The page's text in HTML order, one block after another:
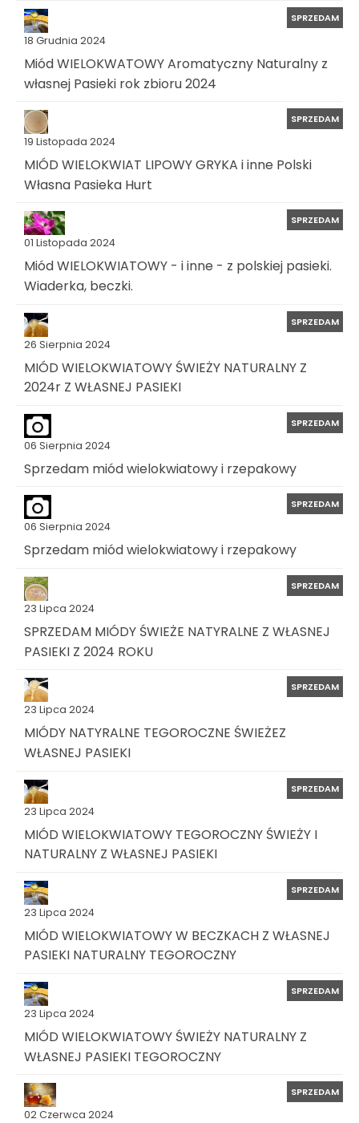
18 Grudnia 2024
SPRZEDAM
Miód WIELOKWATOWY Aromatyczny Naturalny z
własnej Pasieki rok zbioru 2024
19 Listopada 2024
SPRZEDAM
MIÓD WIELOKWIAT LIPOWY GRYKA i inne Polski
Własna Pasieka Hurt
01 Listopada 2024
SPRZEDAM
Miód WIELOKWIATOWY - i inne - z polskiej pasieki.
Wiaderka, beczki.
26 Sierpnia 2024
SPRZEDAM
MIÓD WIELOKWIATOWY ŚWIEŻY NATURALNY Z
2024r Z WŁASNEJ PASIEKI
06 Sierpnia 2024
SPRZEDAM
Sprzedam miód wielokwiatowy i rzepakowy
06 Sierpnia 2024
SPRZEDAM
Sprzedam miód wielokwiatowy i rzepakowy
23 Lipca 2024
SPRZEDAM
SPRZEDAM MIÓDY ŚWIEŻE NATYRALNE Z WŁASNEJ
PASIEKI Z 2024 ROKU
23 Lipca 2024
SPRZEDAM
MIÓDY NATYRALNE TEGOROCZNE ŚWIEŻEZ
WŁASNEJ PASIEKI
23 Lipca 2024
SPRZEDAM
MIÓD WIELOKWIATOWY TEGOROCZNY ŚWIEŻY I
NATURALNY Z WŁASNEJ PASIEKI
23 Lipca 2024
SPRZEDAM
MIÓD WIELOKWIATOWY W BECZKACH Z WŁASNEJ
PASIEKI NATURALNY TEGOROCZNY
23 Lipca 2024
SPRZEDAM
MIÓD WIELOKWIATOWY ŚWIEŻY NATURALNY Z
WŁASNEJ PASIEKI TEGOROCZNY
02 Czerwca 2024
SPRZEDAM